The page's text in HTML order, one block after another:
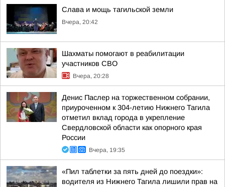
Слава и мощь тагильской земли
Вчера, 20:42
Шахматы помогают в реабилитации
участников СВО
Вчера, 20:28
Денис Паслер на торжественном собрании,
приуроченном к 304-летию Нижнего Тагила
отметил вклад города в укрепление
Свердловской области как опорного края
России
Вчера, 19:35
«Пил таблетки за пять дней до поездки»:
водителя из Нижнего Тагила лишили прав на